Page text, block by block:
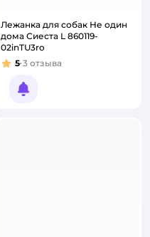
Лежанка для собак Не один
дома Сиеста L 860119-
02inTU3ro
Рейтинг:
5 3 отзыва
Уведомить о появлении